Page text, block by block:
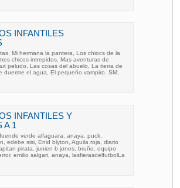
INFANTILES
Mi hermana la pantera, Los chiocs de la
chicos intrepidos, Mas aventuras de
peludo, Las cosas del abuelo, La tierra de
duerme el agua, El pequeño vampiro. SM,
INFANTILES Y
A 1
verde alfaguara, anaya, puck,
edebe sisi, Enid blyton, Aguila roja, diario
pirata, junien b jones, bruño, equipo
emilio salgari, anaya, lasfierasdelfutbolLa